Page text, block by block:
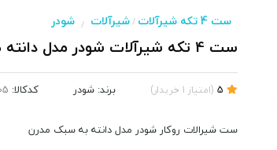
ست 4 تکه شیرآلات /شیرآلات / شودر
ست 4 تکه شیرآلات شودر مدل دانته طلا
(امتیاز 1 خریدار) برند: شودر کدکالا:
ست شیرالات روکار شودر مدل دانته به سبک مدرن